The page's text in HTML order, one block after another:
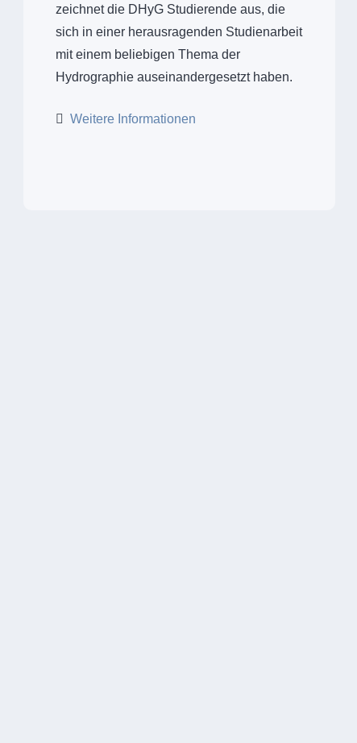
zeichnet die DHyG Studierende aus, die
sich in einer herausragenden Studienarbeit
mit einem beliebigen Thema der
Hydrographie auseinandergesetzt haben.
Weitere Informationen